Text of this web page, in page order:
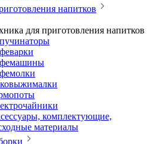
напитков
для приготовления напитков
комплектующие,
материалы